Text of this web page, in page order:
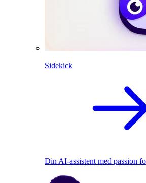
Sidekick
Din AI-assistent med passion